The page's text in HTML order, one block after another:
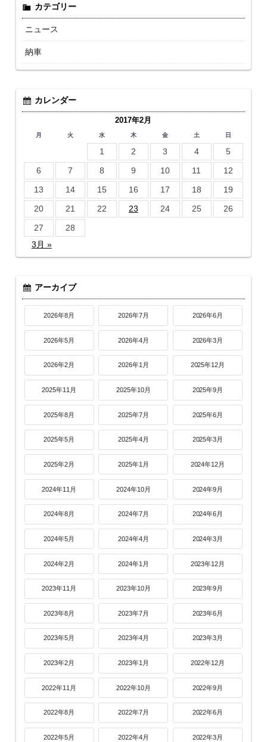
カテゴリー
ニュース
納車
カレンダー
2017年2月
月 火 水 木 金 土 日
1 2 3 4
5
6
7 8 9 10 11
12
13
14 15 16 17 18
19
20
21 22 23 24 25
26
27
28
3月 »
アーカイブ
2026年8月 2026年7月 2026年6月
2026年5月 2026年4月 2026年3月
2026年2月 2026年1月 2025年12月
2025年11月 2025年10月 2025年9月
2025年8月 2025年7月 2025年6月
2025年5月 2025年4月 2025年3月
2025年2月 2025年1月 2024年12月
2024年11月 2024年10月 2024年9月
2024年8月 2024年7月 2024年6月
2024年5月 2024年4月 2024年3月
2024年2月 2024年1月 2023年12月
2023年11月 2023年10月 2023年9月
2023年8月 2023年7月 2023年6月
2023年5月 2023年4月 2023年3月
2023年2月 2023年1月 2022年12月
2022年11月 2022年10月 2022年9月
2022年8月 2022年7月 2022年6月
2022年5月 2022年4月 2022年3月